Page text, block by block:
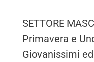
SETTORE
Primavera e
Giovanissimi